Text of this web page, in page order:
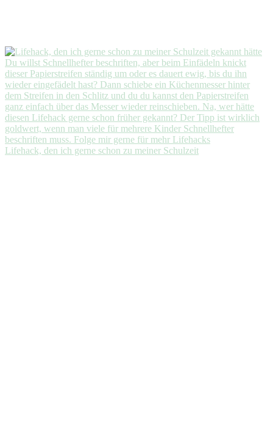
Lifehack, den ich gerne schon zu meiner Schulzeit